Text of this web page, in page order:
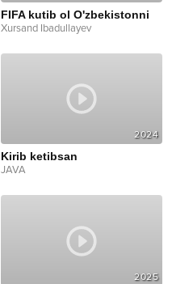
FIFA kutib ol O'zbekistonni
Xursand Ibadullayev
2024
Kirib ketibsan
JAVA
2025